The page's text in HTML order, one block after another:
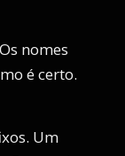
nomes
é certo.
Um